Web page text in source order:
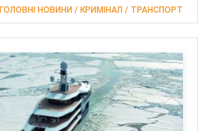
ГОЛОВНІ НОВИНИ / КРИМІНАЛ / ТРАНСПОРТ